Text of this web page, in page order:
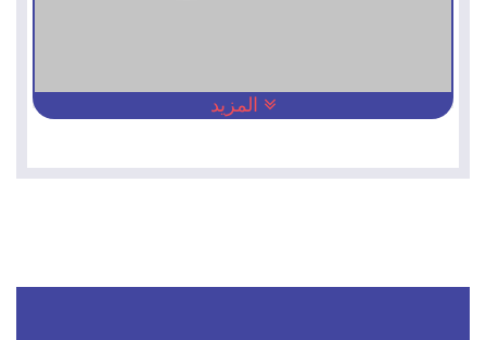
المزيد